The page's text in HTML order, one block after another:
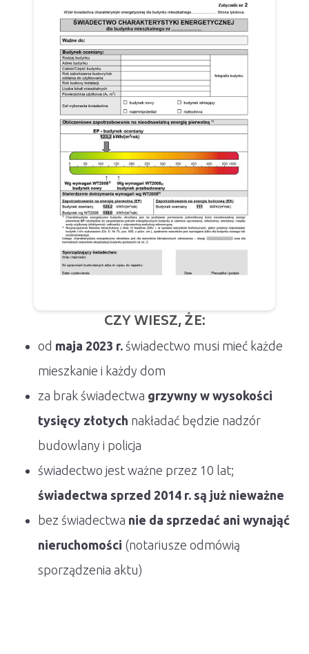
CZY WIESZ, ŻE:
od maja 2023 r. świadectwo musi mieć każde
mieszkanie i każdy dom
za brak świadectwa grzywny w wysokości
tysięcy złotych nakładać będzie nadzór
budowlany i policja
świadectwo jest ważne przez 10 lat;
świadectwa sprzed 2014 r. są już nieważne
bez świadectwa nie da sprzedać ani wynająć
nieruchomości (notariusze odmówią
sporządzenia aktu)